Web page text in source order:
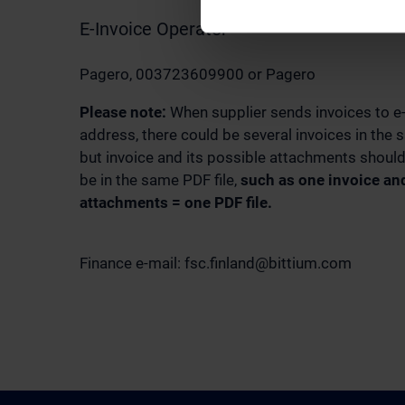
E-Invoice Operator
Pagero, 003723609900 or Pagero
Please note: When supplier sends invoices to
address, there could be several invoices in the
but invoice and its possible attachments should
be in the same PDF file, such as one invoice
attachments = one PDF file.
Finance e-mail: fsc.finland@bittium.com